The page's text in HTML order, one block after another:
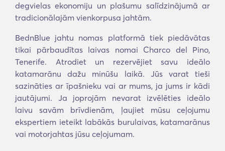
degvielas ekonomiju un plašumu salīdzinājumā ar
tradicionālajām vienkorpusa jahtām.
BednBlue jahtu nomas platformā tiek piedāvātas
tikai pārbaudītas laivas nomai Charco del Pino,
Tenerife. Atrodiet un rezervējiet savu ideālo
katamarānu dažu minūšu laikā. Jūs varat tieši
sazināties ar īpašnieku vai ar mums, ja jums ir kādi
jautājumi. Ja joprojām nevarat izvēlēties ideālo
laivu savām brīvdienām, ļaujiet mūsu ceļojumu
ekspertiem ieteikt labākās burulaivas, katamarānus
vai motorjahtas jūsu ceļojumam.